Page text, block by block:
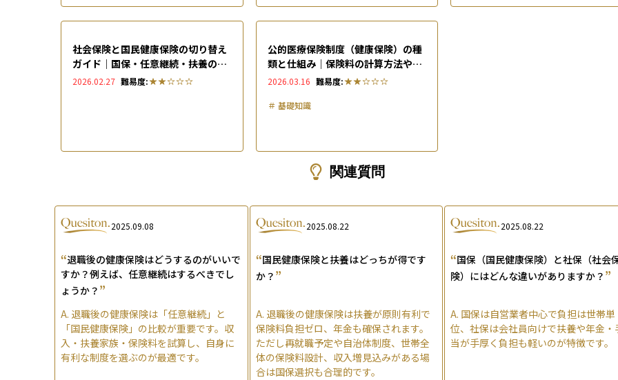
社会保険と国民健康保険の切り替え
ガイド｜国保・任意継続・扶養の選
び方と損しない切替手順を解説
2026.02.27 難易度:
公的医療保険制度（健康保険）の種
類と仕組み｜保険料の計算方法や受
けられる給付内容も解説
2026.03.16 難易度:
＃ 基礎知識
関連質問
2025.09.08
“退職後の健康保険はどうするのがいいで
すか？例えば、任意継続はするべきでし
ょうか？ ”
A. 退職後の健康保険は「任意継続」と
「国民健康保険」の比較が重要です。収
入・扶養家族・保険料を試算し、自身に
有利な制度を選ぶのが最適です。
2025.08.22
“国民健康保険と扶養はどっちが得です
か？ ”
A. 退職後の健康保険は扶養が原則有利で
保険料負担ゼロ、年金も確保されます。
ただし再就職予定や自治体制度、世帯全
体の保険料設計、収入増見込みがある場
合は国保選択も合理的です。
2025.08.22
“国保（国民健康保険）と社保（社会
険）にはどんな違いがありますか？ ”
A. 国保は自営業者中心で負担は世帯単
位、社保は会社員向けで扶養や年金・
当が手厚く負担も軽いのが特徴です。